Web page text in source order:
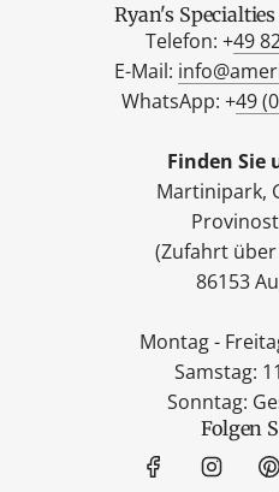
Ryan's
Telefon: +49
E-Mail:
WhatsApp: +49
Finden Sie
Martinipark,
(Zufahrt
86153
Montag -
Samstag:
Sonntag:
Folgen